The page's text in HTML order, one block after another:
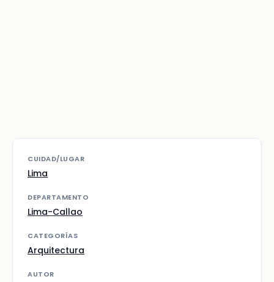
CUIDAD/LUGAR
Lima
DEPARTAMENTO
Lima-Callao
CATEGORÍAS
Arquitectura
AUTOR